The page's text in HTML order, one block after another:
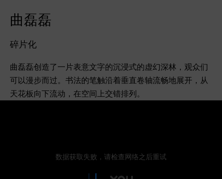
曲磊磊
碎片化
曲磊磊创造了一片表意文字的沉浸式的虚幻深林，观众们
可以漫步而过。书法的笔触沿着垂直卷轴流畅地展开，从
天花板向下流动，在空间上交错排列。